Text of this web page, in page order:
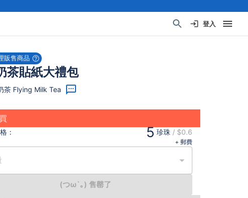
登入
販售商品
茶貼紙大禮包
茶 Flying Milk Tea
： 5 珍珠 / $0.6
+ 郵費
(つω`｡) 售罄了